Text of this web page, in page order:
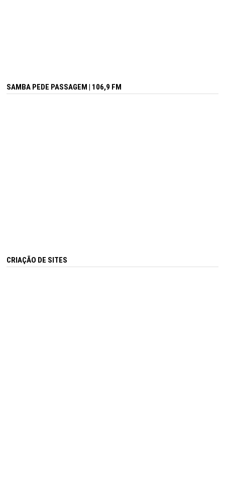
SAMBA PEDE PASSAGEM | 106,9 FM
CRIAÇÃO DE SITES